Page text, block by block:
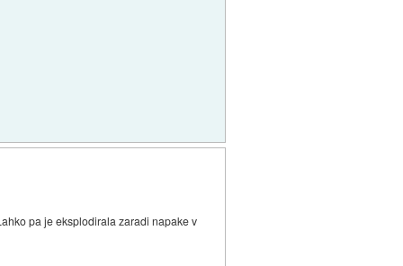
pa je eksplodirala zaradi napake v